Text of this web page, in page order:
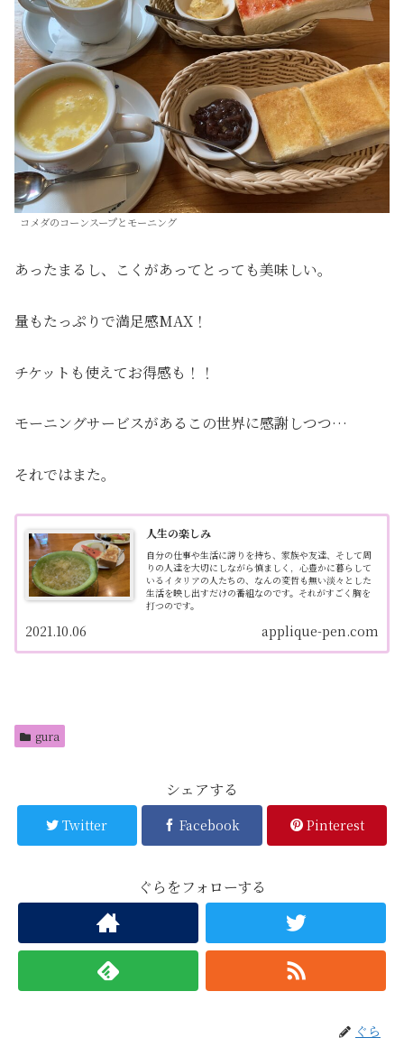
コメダのコーンスープとモーニング
あったまるし、こくがあってとっても美味しい。
量もたっぷりで満足感MAX！
チケットも使えてお得感も！！
モーニングサービスがあるこの世界に感謝しつつ…
それではまた。
人生の楽しみ
自分の仕事や生活に誇りを持ち、家族や友達、そして周
りの人達を大切にしながら慎ましく，心豊かに暮らして
いるイタリアの人たちの、なんの変哲も無い淡々とした
生活を映し出すだけの番組なのです。それがすごく胸を
打つのです。
applique-pen.com
2021.10.06
gura
シェアする
Twitter Facebook Pinterest
ぐらをフォローする
ぐら